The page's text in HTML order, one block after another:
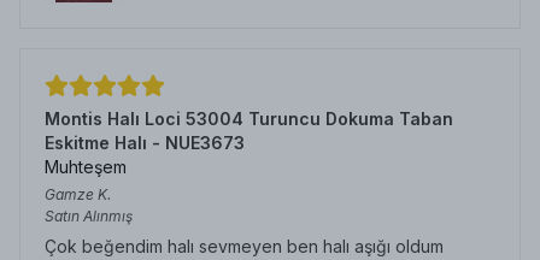
Montis Halı Loci 53004 Turuncu Dokuma Taban
Eskitme Halı - NUE3673
Muhteşem
Gamze K.
Satın Alınmış
Çok beğendim halı sevmeyen ben halı aşığı oldum